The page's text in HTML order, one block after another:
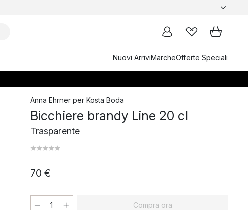
Nuovi ArriviMarcheOfferte Speciali
Anna Ehrner per Kosta Boda
Bicchiere brandy Line 20 cl
Trasparente
70 €
Compra ora